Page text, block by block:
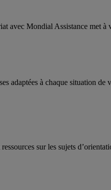
avec Mondial Assistance met
adaptées à chaque situation
sur les sujets